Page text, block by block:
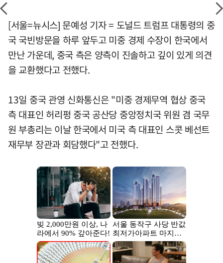
[서울=뉴시스] 문예성 기자 = 도널드 트럼프 대통령의 중
국 국빈방문을 하루 앞두고 미중 경제 수장이 한국에서
만난 가운데, 중국 측은 양측이 진솔하고 깊이 있게 의견
을 교환했다고 전했다.
13일 중국 관영 신화통신은 "미중 경제무역 협상 중국
측 대표인 허리펑 중국 공산당 중앙정치국 위원 겸 국무
원 부총리는 이날 한국에서 미국 측 대표인 스콧 베선트
재무부 장관과 회담했다"고 전했다.